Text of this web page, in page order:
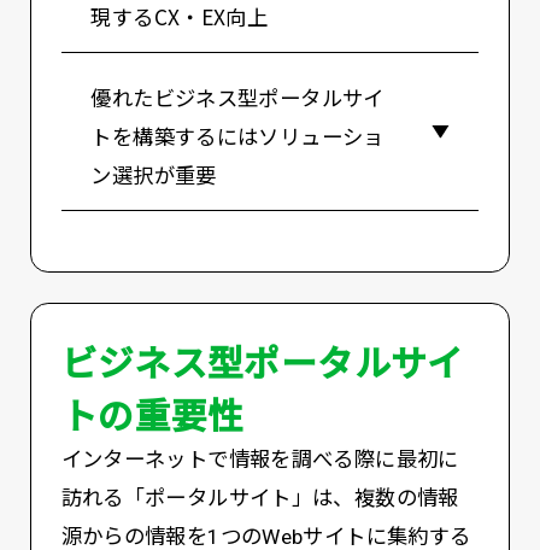
現するCX・EX向上
優れたビジネス型ポータルサイ
トを構築するにはソリューショ
ン選択が重要
ビジネス型ポータルサイ
トの重要性
インターネットで情報を調べる際に最初に
訪れる「ポータルサイト」は、複数の情報
源からの情報を1つのWebサイトに集約する